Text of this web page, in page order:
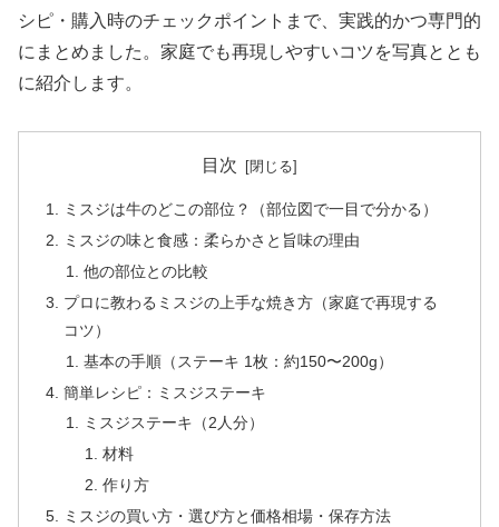
シピ・購入時のチェックポイントまで、実践的かつ専門的
にまとめました。家庭でも再現しやすいコツを写真ととも
に紹介します。
目次
ミスジは牛のどこの部位？（部位図で一目で分かる）
ミスジの味と食感：柔らかさと旨味の理由
他の部位との比較
プロに教わるミスジの上手な焼き方（家庭で再現する
コツ）
基本の手順（ステーキ 1枚：約150〜200g）
簡単レシピ：ミスジステーキ
ミスジステーキ（2人分）
材料
作り方
ミスジの買い方・選び方と価格相場・保存方法